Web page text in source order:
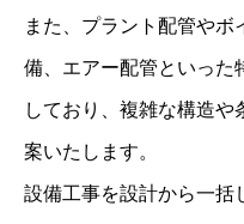
また、プラント配管やボ
備、エアー配管といった
しており、複雑な構造や
案いたします。
設備工事を設計から一括